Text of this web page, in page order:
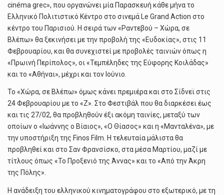
cinéma grec», που οργανώνει μία Παρασκευή κάθε μήνα το
Ελληνικό Πολιτιστικό Κέντρο στο σινεμά Le Grand Action στο
κέντρο του Παρισιού. Η σειρά των «Ραντεβού – Χώρα, σε
Βλέπω» θα ξεκινήσει με την προβολή της «Ευδοκίας», στις 11
Φεβρουαρίου, και θα συνεχιστεί με προβολές ταινιών όπως η
«Πρωινή Περίπολος», οι «Τεμπέληδες της Εύφορης Κοιλάδας»
και το «Αθήναι», μέχρι και τον Ιούνιο.
Το «Χώρα, σε Βλέπω» όμως κάνει πρεμιέρα και στο Σίδνεϊ στις
24 Φεβρουαρίου με το «Ζ». Στο Φεστιβάλ που θα διαρκέσει έως
και τις 27/02, θα προβληθούν έξι ακόμη ταινίες, μεταξύ των
οποίων ο «Ιωάννης ο Βίαιος», «Ο Θίασος» και η «Μανταλένα», με
την υποστήριξη της Finos Film. Η τελευταία μάλιστα θα
προβληθεί και στο Σαν Φρανσίσκο, στα μέσα Μαρτίου, μαζί με
τίτλους όπως «Το Προξενιό της Άννας» και το «Από την Άκρη
της Πόλης».
Η ανάδειξη του ελληνικού κινηματογράφου στο εξωτερικό, με τη